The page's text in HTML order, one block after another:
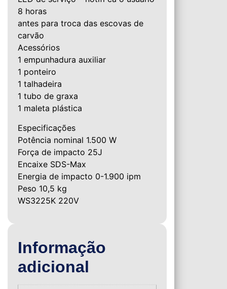
8 horas
antes para troca das escovas de
carvão
Acessórios
1 empunhadura auxiliar
1 ponteiro
1 talhadeira
1 tubo de graxa
1 maleta plástica
Especificações
Potência nominal 1.500 W
Força de impacto 25J
Encaixe SDS-Max
Energia de impacto 0-1.900 ipm
Peso 10,5 kg
WS3225K 220V
Informação
adicional